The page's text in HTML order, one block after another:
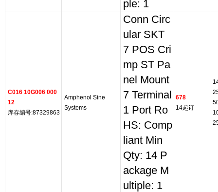
ple: 1
C016 10G006 000
12
库存编号:87329863
Amphenol Sine
Systems
Conn Circ
ular SKT
7 POS Cri
mp ST Pa
nel Mount
7 Terminal
1 Port Ro
HS: Comp
liant Min
Qty: 14 P
ackage M
ultiple: 1
678
14起订